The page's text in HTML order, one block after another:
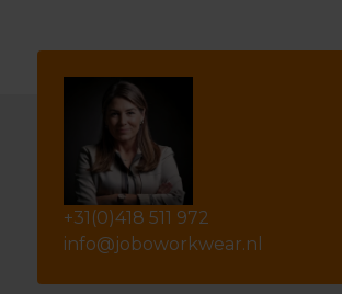
+31(0)418 511 972
info@joboworkwear.nl